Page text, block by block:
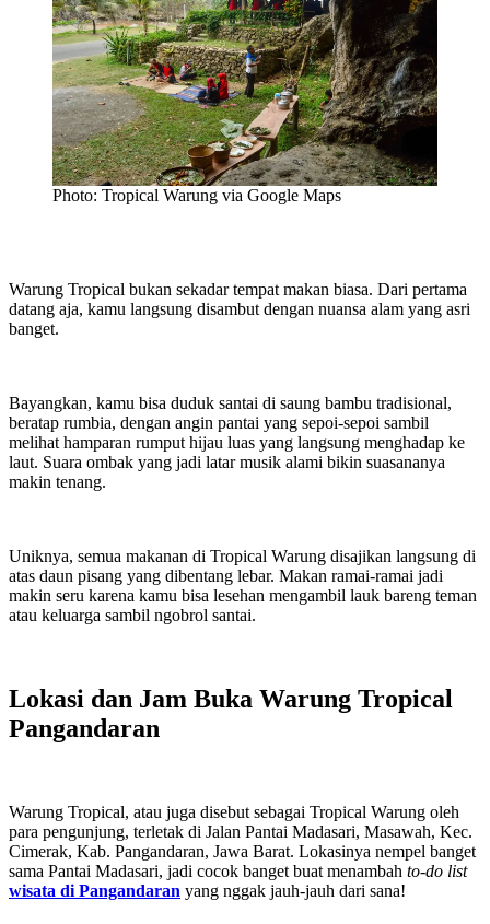
Photo: Tropical Warung via Google Maps
Warung Tropical bukan sekadar tempat makan biasa. Dari pertama
datang aja, kamu langsung disambut dengan nuansa alam yang asri
banget.
Bayangkan, kamu bisa duduk santai di saung bambu tradisional,
beratap rumbia, dengan angin pantai yang sepoi-sepoi sambil
melihat hamparan rumput hijau luas yang langsung menghadap ke
laut. Suara ombak yang jadi latar musik alami bikin suasananya
makin tenang.
Uniknya, semua makanan di Tropical Warung disajikan langsung di
atas daun pisang yang dibentang lebar. Makan ramai-ramai jadi
makin seru karena kamu bisa lesehan mengambil lauk bareng teman
atau keluarga sambil ngobrol santai.
Lokasi dan Jam Buka Warung Tropical
Pangandaran
Warung Tropical, atau juga disebut sebagai Tropical Warung oleh
para pengunjung, terletak di Jalan Pantai Madasari, Masawah, Kec.
Cimerak, Kab. Pangandaran, Jawa Barat. Lokasinya nempel banget
sama Pantai Madasari, jadi cocok banget buat menambah to-do list
wisata di Pangandaran yang nggak jauh-jauh dari sana!